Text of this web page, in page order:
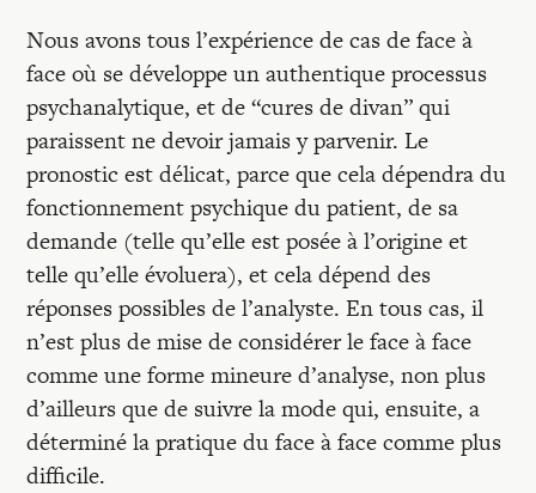
Nous avons tous l’expérience de cas de face à
face où se développe un authentique processus
psychanalytique, et de “cures de divan” qui
paraissent ne devoir jamais y parvenir. Le
pronostic est délicat, parce que cela dépendra du
fonctionnement psychique du patient, de sa
demande (telle qu’elle est posée à l’origine et
telle qu’elle évoluera), et cela dépend des
réponses possibles de l’analyste. En tous cas, il
n’est plus de mise de considérer le face à face
comme une forme mineure d’analyse, non plus
d’ailleurs que de suivre la mode qui, ensuite, a
déterminé la pratique du face à face comme plus
difficile.